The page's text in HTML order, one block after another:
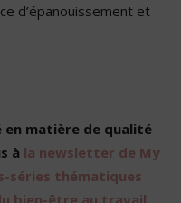
d’épanouissement et
en matière de qualité
à la newsletter de My
séries thématiques
bien-être au travail.